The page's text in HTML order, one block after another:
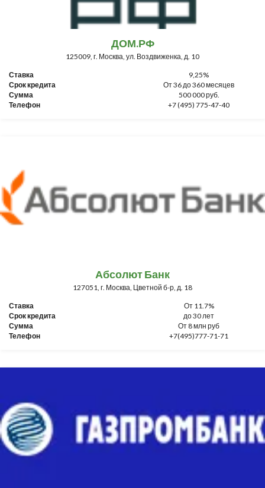
ДОМ.РФ
125009, г. Москва, ул. Воздвиженка, д. 10
Ставка
9,25%
Срок кредита
От 36 до 360 месяцев
Сумма
500 000 руб.
Телефон
+7 (495) 775-47-40
Абсолют Банк
127051, г. Москва, Цветной б-р, д. 18
Ставка
От 11.7%
Срок кредита
до 30 лет
Сумма
От 8 млн руб
Телефон
+7(495)777-71-71